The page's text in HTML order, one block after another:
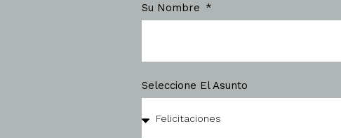
Su Nombre
Seleccione El Asunto